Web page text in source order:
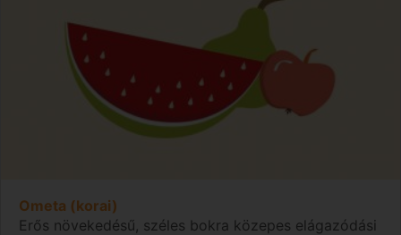
Ometa (korai)
Erős növekedésű, széles bokra közepes elágazódási